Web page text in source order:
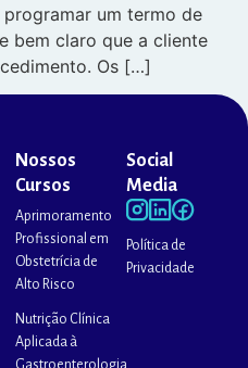
um termo de
bem claro que a cliente
Os […]
Nossos
Cursos
Aprimoramento
Profissional em
Obstetrícia de
Alto Risco
Nutrição Clínica
Aplicada à
Gastroenterologia
Social
Media
Política de
Privacidade